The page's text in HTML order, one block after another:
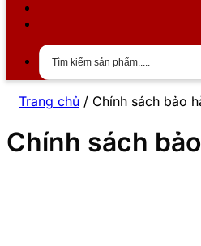
Trang chủ / Chính sách bảo
Chính sách